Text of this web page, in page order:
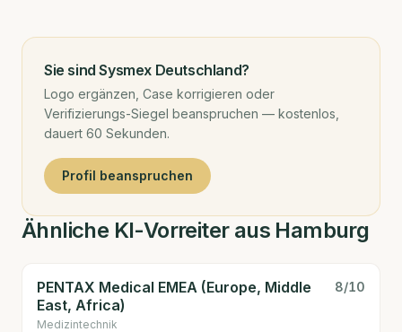
Sie sindSysmex Deutschland?
Logo ergänzen, Case korrigieren oder
Verifizierungs-Siegel beanspruchen — kostenlos,
dauert 60 Sekunden.
Profil beanspruchen
Ähnliche KI-Vorreiter aus Hamburg
PENTAX Medical EMEA (Europe, Middle
East, Africa)
8/10
Medizin­technik